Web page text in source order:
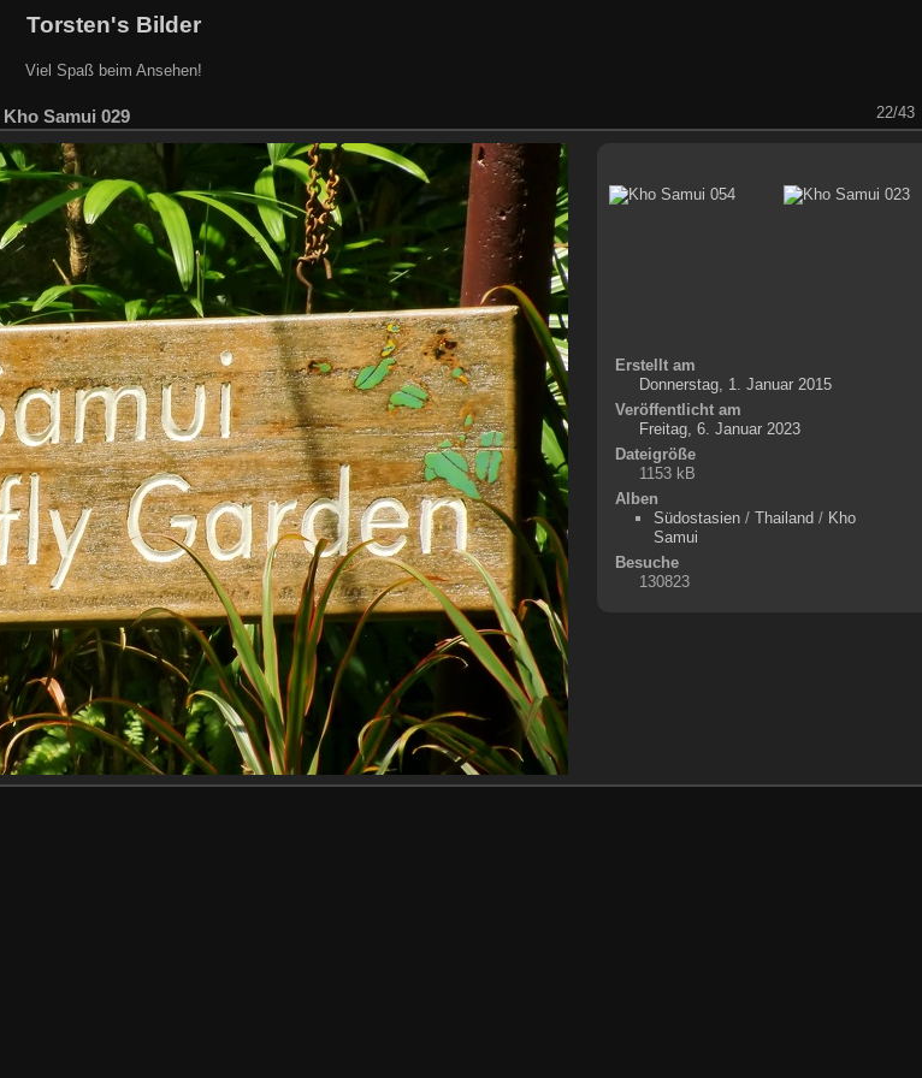
Torsten's Bilder
Viel Spaß beim Ansehen!
Kho Samui 029 22/43
Erstellt am
Donnerstag, 1. Januar 2015
Veröffentlicht am
Freitag, 6. Januar 2023
Dateigröße
1153 kB
Alben
Südostasien /Thailand / Kho
Samui
Besuche
130823